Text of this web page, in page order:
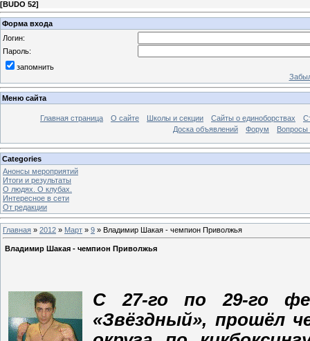
[BUDO 52]
Форма входа
Логин:
Пароль:
запомнить
Меню сайта
Главная страница О сайте Школы и секции Сайты о единоборствах
Доска объявлений
Форум Вопросы
Categories
Анонсы мероприятий
Итоги и результаты
О людях. О клубах.
Интересное в сети
От редакции
Главная » 2012 » Март » 9 » Владимир Шакая - чемпион Приволжья
Владимир Шакая - чемпион Приволжья
С 27-го по 29-го
«Звёздный», прошёл